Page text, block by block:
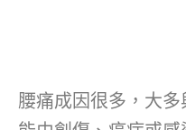
腰痛成因很多，大